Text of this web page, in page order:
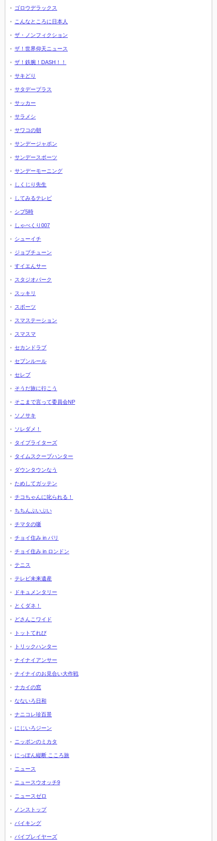
ゴロウデラックス
こんなところに日本人
ザ・ノンフィクション
ザ！世界仰天ニュース
ザ！鉄腕！DASH！！
サキどり
サタデープラス
サッカー
サラメシ
サワコの朝
サンデージャポン
サンデースポーツ
サンデーモーニング
しくじり先生
してみるテレビ
シブ5時
しゃべくり007
シューイチ
ジョブチューン
すイエんサー
スタジオパーク
スッキリ
スポーツ
スマステーション
スマスマ
セカンドラブ
セブンルール
セレブ
そうだ旅に行こう
そこまで言って委員会NP
ソノサキ
ソレダメ！
タイプライターズ
タイムスクープハンター
ダウンタウンなう
ためしてガッテン
チコちゃんに叱られる！
ちちんぷいぷい
チマタの噺
チョイ住み in パリ
チョイ住み in ロンドン
テニス
テレビ未来遺産
ドキュメンタリー
とくダネ！
どさんこワイド
トットてれび
トリックハンター
ナイナイアンサー
ナイナイのお見合い大作戦
ナカイの窓
なないろ日和
ナニコレ珍百景
にじいろジーン
ニッポンのミカタ
にっぽん縦断 こころ旅
ニュース
ニュースウオッチ9
ニュースゼロ
ノンストップ
バイキング
バイプレイヤーズ